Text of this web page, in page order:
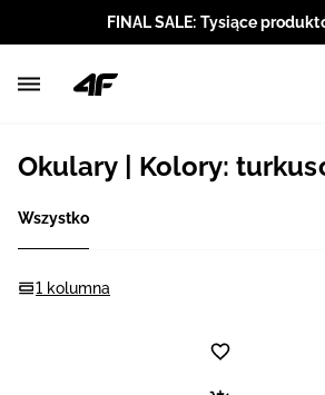
FINAL SALE: Tysiące
Okulary | Kolory:
Wszystko
1 kolumna
Angielski